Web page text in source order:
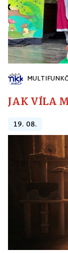
JAK VÍLA
19. 08.